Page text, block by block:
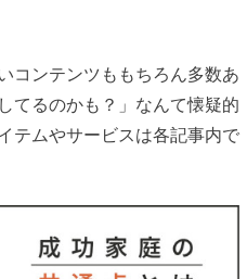
コンテンツももちろん多数あ
てるのかも？」なんて懐疑的
テムやサービスは各記事内で